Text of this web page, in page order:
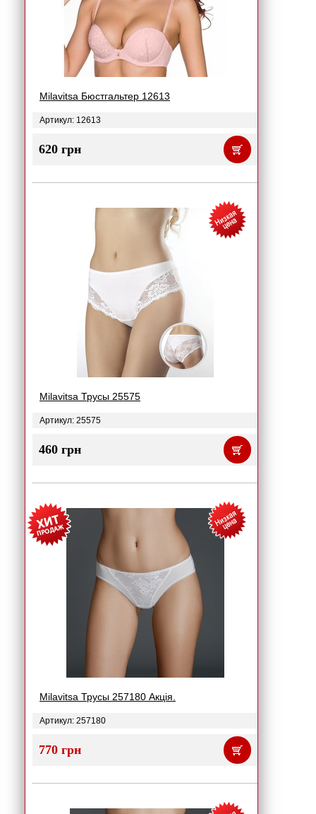
Milavitsa Бюстгальтер 12613
Артикул: 12613
620 грн
Milavitsa Трусы 25575
Артикул: 25575
460 грн
Milavitsa Трусы 257180 Акція.
Артикул: 257180
770 грн